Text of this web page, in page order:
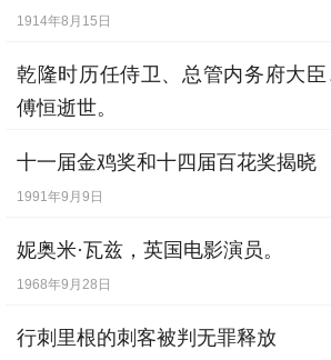
1914年8月15日
乾隆时历任侍卫、总管内务府大
傅恒逝世。
十一届金鸡奖和十四届百花奖揭晓
1991年9月9日
妮奥米·瓦兹，英国电影演员。
1968年9月28日
行刺里根的刺客被判无罪释放